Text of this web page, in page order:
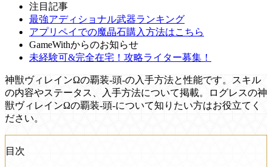
注目記事
最強アディショナル武器ランキング
アプリペイでの魔晶石購入方法はこちら
GameWithからのお知らせ
未経験可&完全在宅！攻略ライター募集！
神獣ヴィレインΩの覇装-頭-の入手方法と性能です。スキル
の内容やステータス、入手方法について掲載。ログレスの神
獣ヴィレインΩの覇装-頭-について知りたい方はお役立てく
ださい。
目次